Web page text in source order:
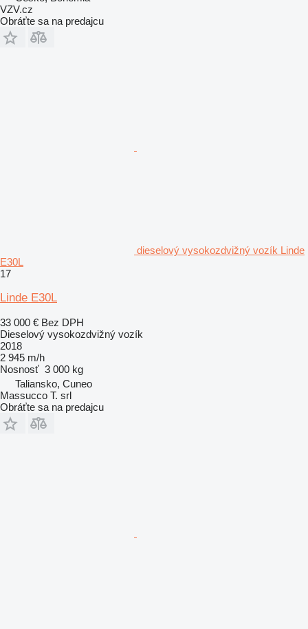
VZV.cz
Obráťte sa na predajcu
dieselový vysokozdvižný vozík Linde
E30L
17
Linde E30L
33 000 € Bez DPH
Dieselový vysokozdvižný vozík
2018
2 945 m/h
Nosnosť 3 000 kg
Taliansko, Cuneo
Massucco T. srl
Obráťte sa na predajcu